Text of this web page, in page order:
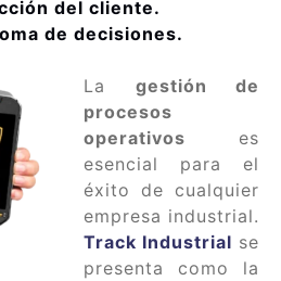
del cliente.
de decisiones.
La gestión de
procesos
operativos es
esencial para el
éxito de cualquier
empresa industrial.
Track Industrial se
presenta como la